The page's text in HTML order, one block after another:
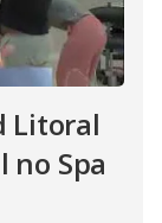
Litoral
Spa